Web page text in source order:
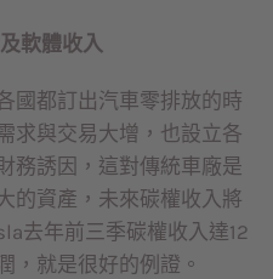
軟體收入
國都訂出汽車零排放的時
求與交易大增，也設立各
務誘因，這對傳統車廠是
的資產，未來碳權收入將
去年前三季碳權收入達12
，就是很好的例證。